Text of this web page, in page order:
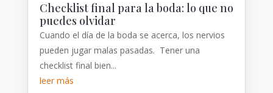
Checklist final para la boda: lo que no
puedes olvidar
Cuando el día de la boda se acerca, los nervios
pueden jugar malas pasadas. Tener una
checklist final bien...
leer más